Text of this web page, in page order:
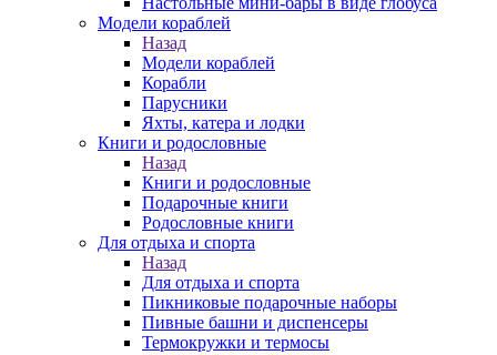
Модели кораблей
Назад
Модели кораблей
Корабли
Парусники
Яхты, катера и лодки
Книги и родословные
Назад
Книги и родословные
Подарочные книги
Родословные книги
Для отдыха и спорта
Назад
Для отдыха и спорта
Пикниковые подарочные наборы
Пивные башни и диспенсеры
Термокружки и термосы